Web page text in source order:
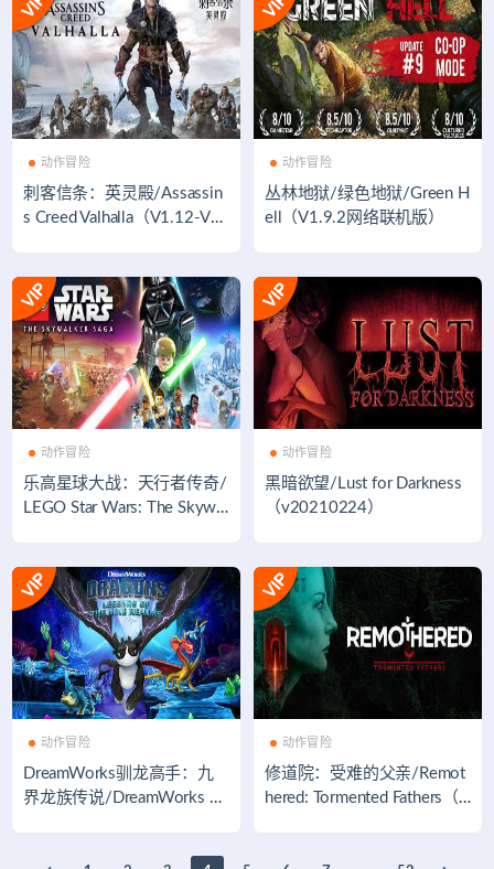
动作冒险
刺客信条：英灵殿/Assassin
s Creed Valhalla（V1.12-V2
动作冒险
丛林地狱/绿色地狱/Green H
ell（V1.9.2网络联机版）
动作冒险
乐高星球大战：天行者传奇/
LEGO Star Wars: The Skywal
动作冒险
黑暗欲望/Lust for Darkness
（v20210224）
动作冒险
DreamWorks驯龙高手：九
界龙族传说/DreamWorks Dr
动作冒险
修道院：受难的父亲/Remot
hered: Tormented Fathers（v